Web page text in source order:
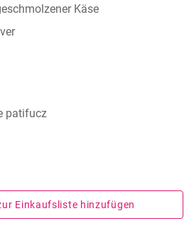
Käse
patifucz
Einkaufsliste hinzufügen